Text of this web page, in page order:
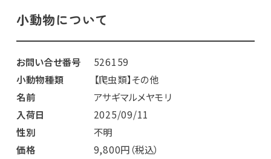
小動物について
お問い合せ番号
526159
小動物種類
【爬虫類】その他
名前
アサギマルメヤモリ
入荷日
2025/09/11
性別
不明
価格
9,800円（税込）